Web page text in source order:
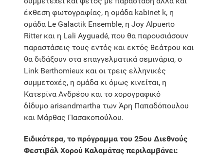
έκθεση φωτογραφίας, η ομάδα kabinet k, η
ομάδα Le Galactik Ensemble, η Joy Alpuerto
Ritter και η Lali Ayguadé, που θα παρουσιάσουν
παραστάσεις τους εντός και εκτός θεάτρου και
θα διδάξουν στα επαγγελματικά σεμινάρια, ο
Link Berthomieux και οι τρεις ελληνικές
συμμετοχές, η ομάδα κι όμως κινείται, η
Κατερίνα Ανδρέου και το χορογραφικό
δίδυμο arisandmartha των Άρη Παπαδόπουλου
και Μάρθας Πασακοπούλου.
Ειδικότερα, το πρόγραμμα του 25ου Διεθνούς
Φεστιβάλ Χορού Καλαμάτας περιλαμβάνει: